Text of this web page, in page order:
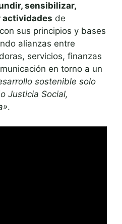
sensibilizar,
actividades de
sus principios y bases
alianzas entre
servicios, finanzas
en torno a un
sostenible solo
Justicia Social,
.